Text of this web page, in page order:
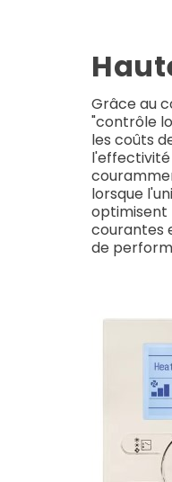
Grâce au
"contrôle
les coûts
l'effectivité
lorsque
optimisent
courantes
de